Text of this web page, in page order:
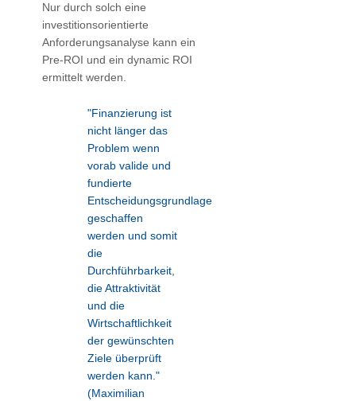
Nur durch solch eine
investitionsorientierte
Anforderungsanalyse kann ein
Pre-ROI und ein dynamic ROI
ermittelt werden.
"Finanzierung ist
nicht länger das
Problem wenn
vorab valide und
fundierte
Entscheidungsgrundlagen
geschaffen
werden und somit
die
Durchführbarkeit,
die Attraktivität
und die
Wirtschaftlichkeit
der gewünschten
Ziele überprüft
werden kann."
(Maximilian